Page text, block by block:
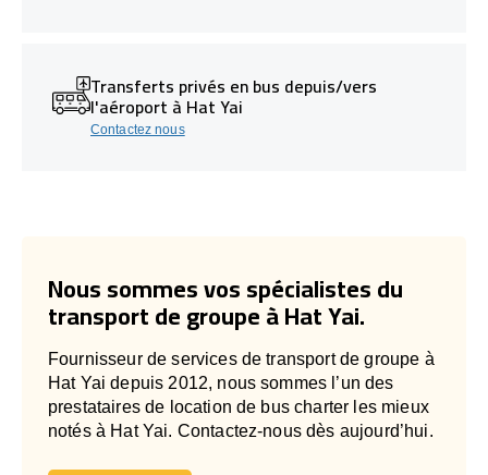
Transferts privés en bus depuis/vers
l'aéroport à Hat Yai
Contactez nous
Nous sommes vos spécialistes du
transport de groupe à Hat Yai.
Fournisseur de services de transport de groupe à
Hat Yai depuis 2012, nous sommes l’un des
prestataires de location de bus charter les mieux
notés à Hat Yai. Contactez-nous dès aujourd’hui.